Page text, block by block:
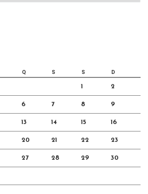
Q S S D
1 2
6 7 8 9
13 14 15 16
20 21 22 23
27 28 29 30